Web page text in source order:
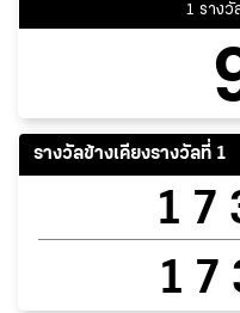
1 รางวั
รางวัลข้างเคียงรางวัลที่ 1